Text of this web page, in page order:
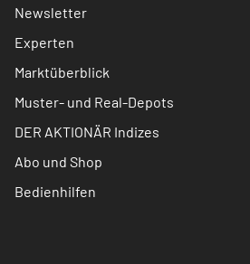
Newsletter
Experten
Marktüberblick
Muster- und Real-Depots
DER AKTIONÄR Indizes
Abo und Shop
Bedienhilfen